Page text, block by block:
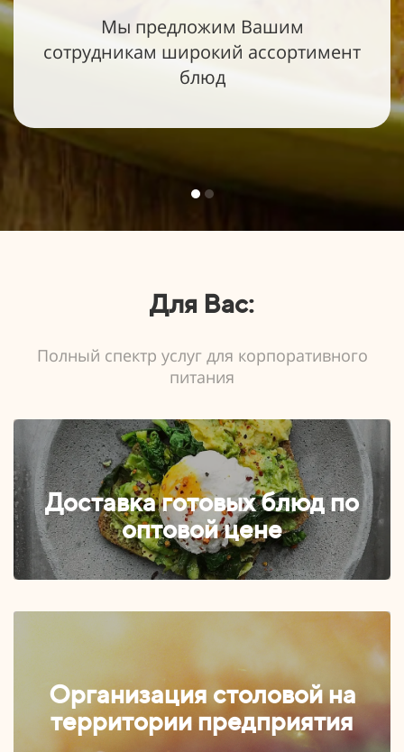
Мы предложим Вашим
сотрудникам широкий ассортимент
блюд
Для Вас:
Полный спектр услуг для корпоративного
питания
Доставка готовых блюд по
оптовой цене
Организация столовой на
территории предприятия